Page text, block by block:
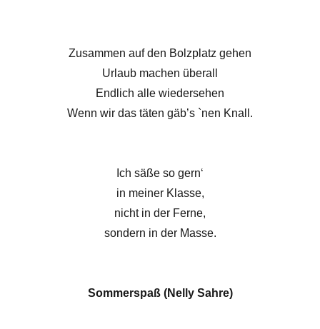
Zusammen auf den Bolzplatz gehen
Urlaub machen überall
Endlich alle wiedersehen
Wenn wir das täten gäb’s `nen Knall.
Ich säße so gern‘
in meiner Klasse,
nicht in der Ferne,
sondern in der Masse.
Sommerspaß (Nelly Sahre)